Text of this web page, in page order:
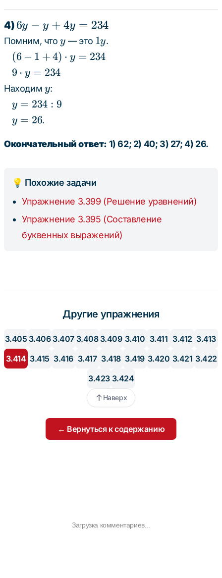
27
4) 6y
- y
+
4y
=
234
6y − y + 4y = 234
Помним, чтоy
y — это 1y
1y.
(6 - 1
+ 4)
\cdot
y =
234
(6 − 1 + 4) ⋅ y = 234
9
\cdot
y =
234
9 ⋅ y = 234
Находим y
y:
y
=
234
: 9
y = 234 : 9
y
26
y = 26.
Окончательный ответ: 1) 62; 2) 40; 3) 27; 4) 26.
💡 Похожие задачи
Упражнение 3.399 (Решение уравнений)
Упражнение 3.395 (Составление
буквенных выражений)
Другие упражнения
3.405 3.406 3.407 3.408 3.409 3.410 3.411 3.412 3.413
3.414 3.415 3.416 3.417 3.418 3.419 3.420 3.421 3.422
3.423 3.424
Наверх
← Вернуться к содержанию
Загрузка комментариев...